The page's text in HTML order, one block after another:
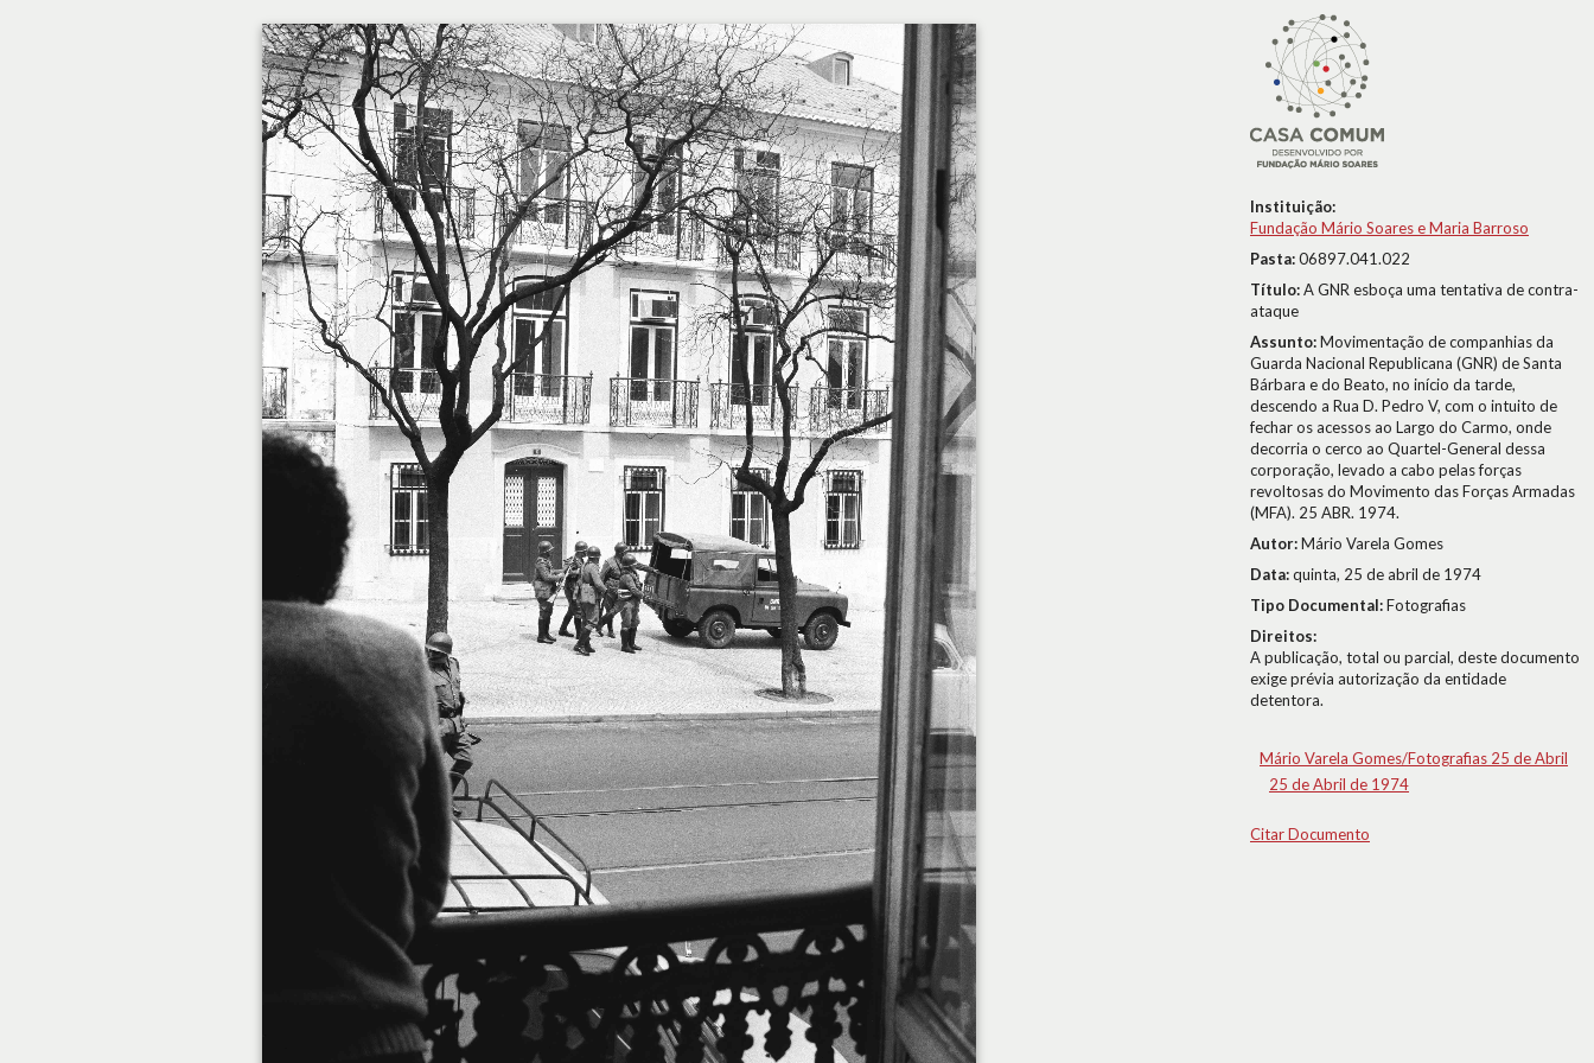
Instituição:
Fundação Mário Soares e Maria Barroso
Pasta:06897.041.022
Título:A GNR esboça uma tentativa de contra-
ataque
Assunto:Movimentação de companhias da
Guarda Nacional Republicana (GNR) de Santa
Bárbara e do Beato, no início da tarde,
descendo a Rua D. Pedro V, com o intuito de
fechar os acessos ao Largo do Carmo, onde
decorria o cerco ao Quartel-General dessa
corporação, levado a cabo pelas forças
revoltosas do Movimento das Forças Armadas
(MFA). 25 ABR. 1974.
Autor:Mário Varela Gomes
Data:quinta, 25 de abril de 1974
Tipo Documental:Fotografias
Direitos:
A publicação, total ou parcial, deste documento
exige prévia autorização da entidade
detentora.
Mário Varela Gomes/Fotografias 25 de Abril
25 de Abril de 1974
Citar Documento